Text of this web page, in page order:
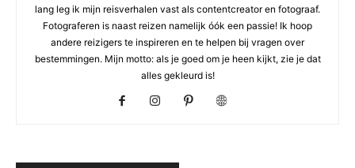
lang leg ik mijn reisverhalen vast als contentcreator en fotograaf.
Fotograferen is naast reizen namelijk óók een passie! Ik hoop
andere reizigers te inspireren en te helpen bij vragen over
bestemmingen. Mijn motto: als je goed om je heen kijkt, zie je dat
alles gekleurd is!